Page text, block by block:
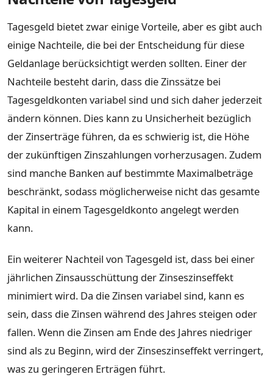
Tagesgeld bietet zwar einige Vorteile, aber es gibt auch
einige Nachteile, die bei der Entscheidung für diese
Geldanlage berücksichtigt werden sollten. Einer der
Nachteile besteht darin, dass die Zinssätze bei
Tagesgeldkonten variabel sind und sich daher jederzeit
ändern können. Dies kann zu Unsicherheit bezüglich
der Zinserträge führen, da es schwierig ist, die Höhe
der zukünftigen Zinszahlungen vorherzusagen. Zudem
sind manche Banken auf bestimmte Maximalbeträge
beschränkt, sodass möglicherweise nicht das gesamte
Kapital in einem Tagesgeldkonto angelegt werden
kann.
Ein weiterer Nachteil von Tagesgeld ist, dass bei einer
jährlichen Zinsausschüttung der Zinseszinseffekt
minimiert wird. Da die Zinsen variabel sind, kann es
sein, dass die Zinsen während des Jahres steigen oder
fallen. Wenn die Zinsen am Ende des Jahres niedriger
sind als zu Beginn, wird der Zinseszinseffekt verringert,
was zu geringeren Erträgen führt.